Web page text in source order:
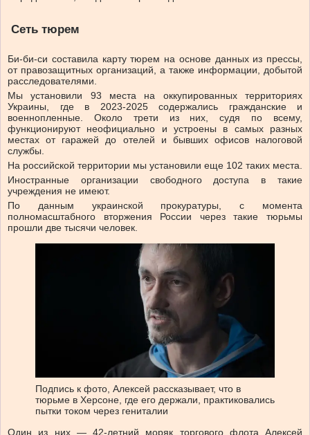
Сеть тюрем
Би-би-си составила карту тюрем на основе данных из прессы,
от правозащитных организаций, а также информации, добытой
расследователями.
Мы установили 93 места на оккупированных территориях
Украины, где в 2023-2025 содержались гражданские и
военнопленные. Около трети из них, судя по всему,
функционируют неофициально и устроены в самых разных
местах от гаражей до отелей и бывших офисов налоговой
службы.
На российской территории мы установили еще 102 таких места.
Иностранные организации свободного доступа в такие
учреждения не имеют.
По данным украинской прокуратуры, с момента
полномасштабного вторжения России через такие тюрьмы
прошли две тысячи человек.
Подпись к фото, Алексей рассказывает, что в
тюрьме в Херсоне, где его держали, практиковались
пытки током через гениталии
Один из них — 42-летний моряк торгового флота Алексей